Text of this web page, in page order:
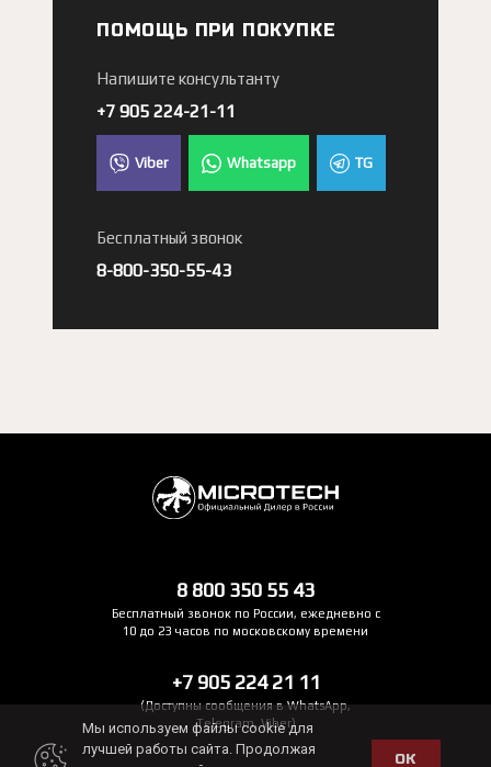
ПОМОЩЬ ПРИ ПОКУПКЕ
Напишите консультанту
+7 905 224-21-11
Viber Whatsapp TG
Бесплатный звонок
8-800-350-55-43
8 800 350 55 43
Бесплатный звонок по России, ежедневно с
10 до 23 часов по московскому времени
+7 905 224 21 11
(Доступны сообщения в WhatsApp,
Telegram, Viber)
Мы используем файлы cookie для
лучшей работы сайта. Продолжая
ОК